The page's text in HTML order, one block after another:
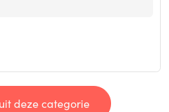
deze categorie